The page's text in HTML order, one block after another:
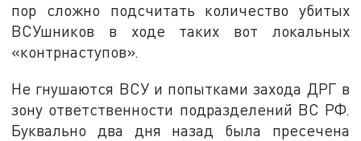
пор сложно подсчитать количество убитых
ВСУшников в ходе таких вот локальных
«контрнаступов».
Не гнушаются ВСУ и попытками захода ДРГ в
зону ответственности подразделений ВС РФ.
Буквально два дня назад была пресечена